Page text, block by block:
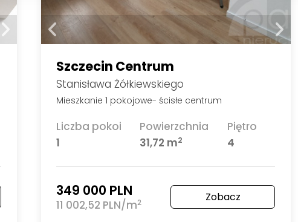
Szczecin Centrum
Stanisława Żółkiewskiego
Mieszkanie 1 pokojowe- ścisłe centrum
Liczba pokoi
1
Powierzchnia
31,72 m2
Piętro
4
349 000 PLN
11 002,52 PLN/m2 Zobacz